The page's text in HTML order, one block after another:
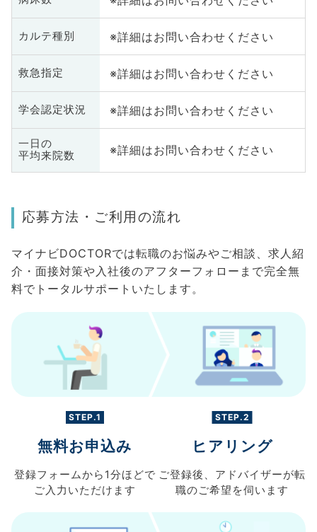
カルテ種別 ※詳細はお問い合わせください
救急指定 ※詳細はお問い合わせください
学会認定状況 ※詳細はお問い合わせください
一日の
平均来院数
※詳細はお問い合わせください
応募方法・ご利用の流れ
マイナビDOCTORでは転職のお悩みやご相談、求人紹
介・面接対策や入社後のアフターフォローまで完全無
料でトータルサポートいたします。
STEP.1
無料お申込み
登録フォームから 1分ほどで
ご入力 いただけます
STEP.2
ヒアリング
ご登録後、 アドバイザーが転
職のご希望を伺います